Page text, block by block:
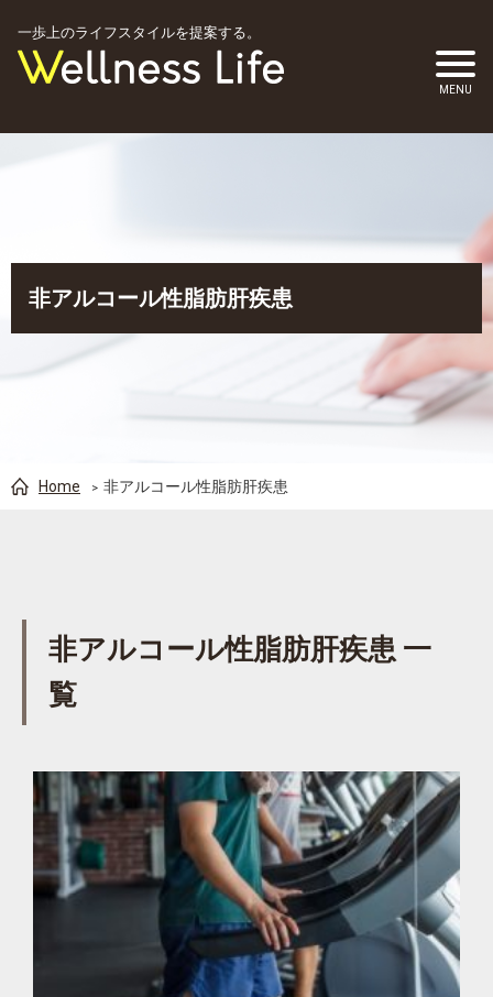
一歩上のライフスタイルを提案する。
非アルコール性脂肪肝疾患
Home 非アルコール性脂肪肝疾患
非アルコール性脂肪肝疾患 一
覧